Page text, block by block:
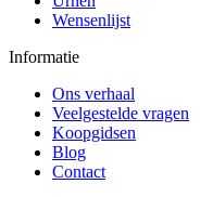
Wensenlijst
Informatie
Ons verhaal
Veelgestelde vragen
Koopgidsen
Blog
Contact